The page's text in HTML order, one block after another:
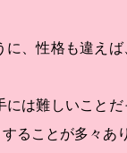
、性格も違え
は難しいこと
ることが多々あ